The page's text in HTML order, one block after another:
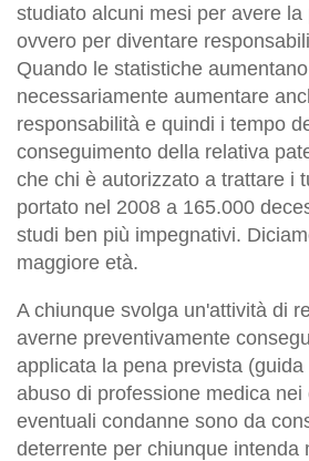
studiato alcuni mesi per avere la
ovvero per diventare
Quando le statistiche
necessariamente aumentare
responsabilità e quindi i tempo
conseguimento della relativa
che chi è autorizzato a trattare i
portato nel 2008 a 165.000
studi ben più impegnativi.
maggiore età.
A chiunque svolga un'attività di
averne preventivamente
applicata la pena prevista
abuso di professione medica
eventuali condanne sono da
deterrente per chiunque intenda